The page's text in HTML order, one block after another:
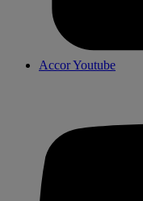
Accor Youtube